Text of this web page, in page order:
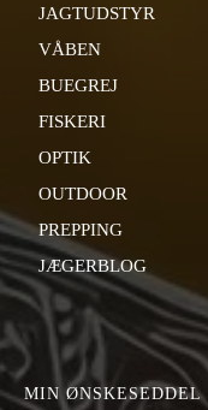
JAGTUDSTYR
VÅBEN
BUEGREJ
FISKERI
OPTIK
OUTDOOR
PREPPING
JÆGERBLOG
MIN ØNSKESEDDEL